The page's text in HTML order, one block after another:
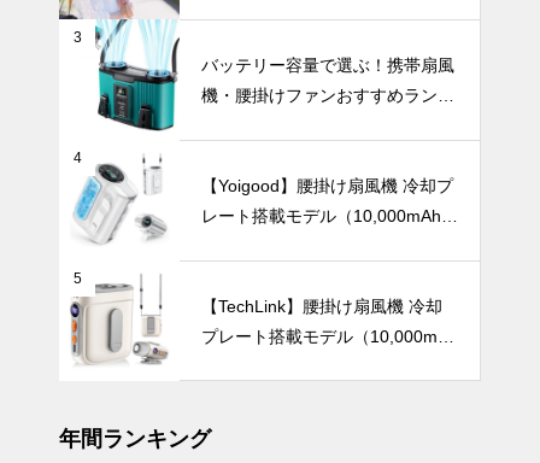
｜通勤やビジ
ネスにぴった
バッグにすっ
きり収納！持
ち運びに便利
日傘おすすめ
6選｜軽量・
自動開閉・お
しゃれデザイ
【2025年最
新版】男性向
け日傘おすす
め5選｜大き
ジネスでも使
いやすい
インテリア小物
3
バッテリー容量で選ぶ！携帯扇風
機・腰掛けファンおすすめランキ
4
【Yoigood】腰掛け扇風機 冷却プ
レート搭載モデル（10,000mAh・
5
【TechLink】腰掛け扇風機 冷却
プレート搭載モデル（10,000mA
年間ランキング